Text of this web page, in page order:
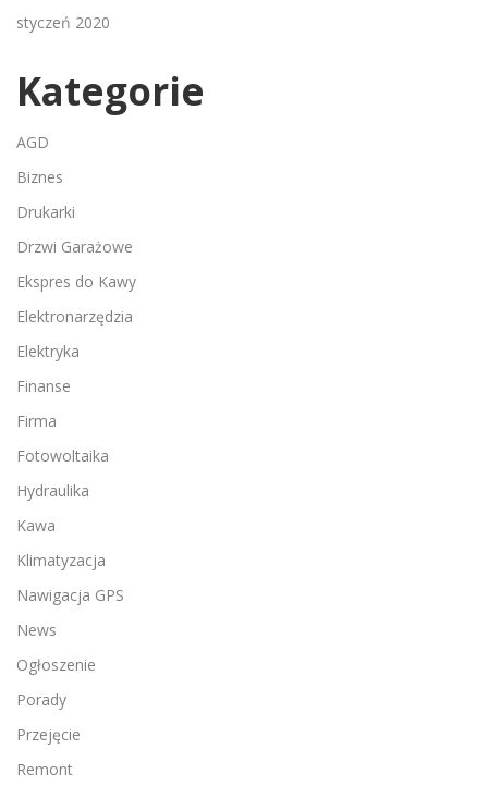
styczeń 2020
Kategorie
AGD
Biznes
Drukarki
Drzwi Garażowe
Ekspres do Kawy
Elektronarzędzia
Elektryka
Finanse
Firma
Fotowoltaika
Hydraulika
Kawa
Klimatyzacja
Nawigacja GPS
News
Ogłoszenie
Porady
Przejęcie
Remont